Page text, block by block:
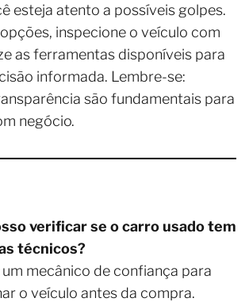
esteja atento a possíveis golpes.
inspecione o veículo com
as ferramentas disponíveis para
informada. Lembre-se:
são fundamentais para
negócio.
verificar se o carro usado tem
técnicos?
mecânico de confiança para
o veículo antes da compra.